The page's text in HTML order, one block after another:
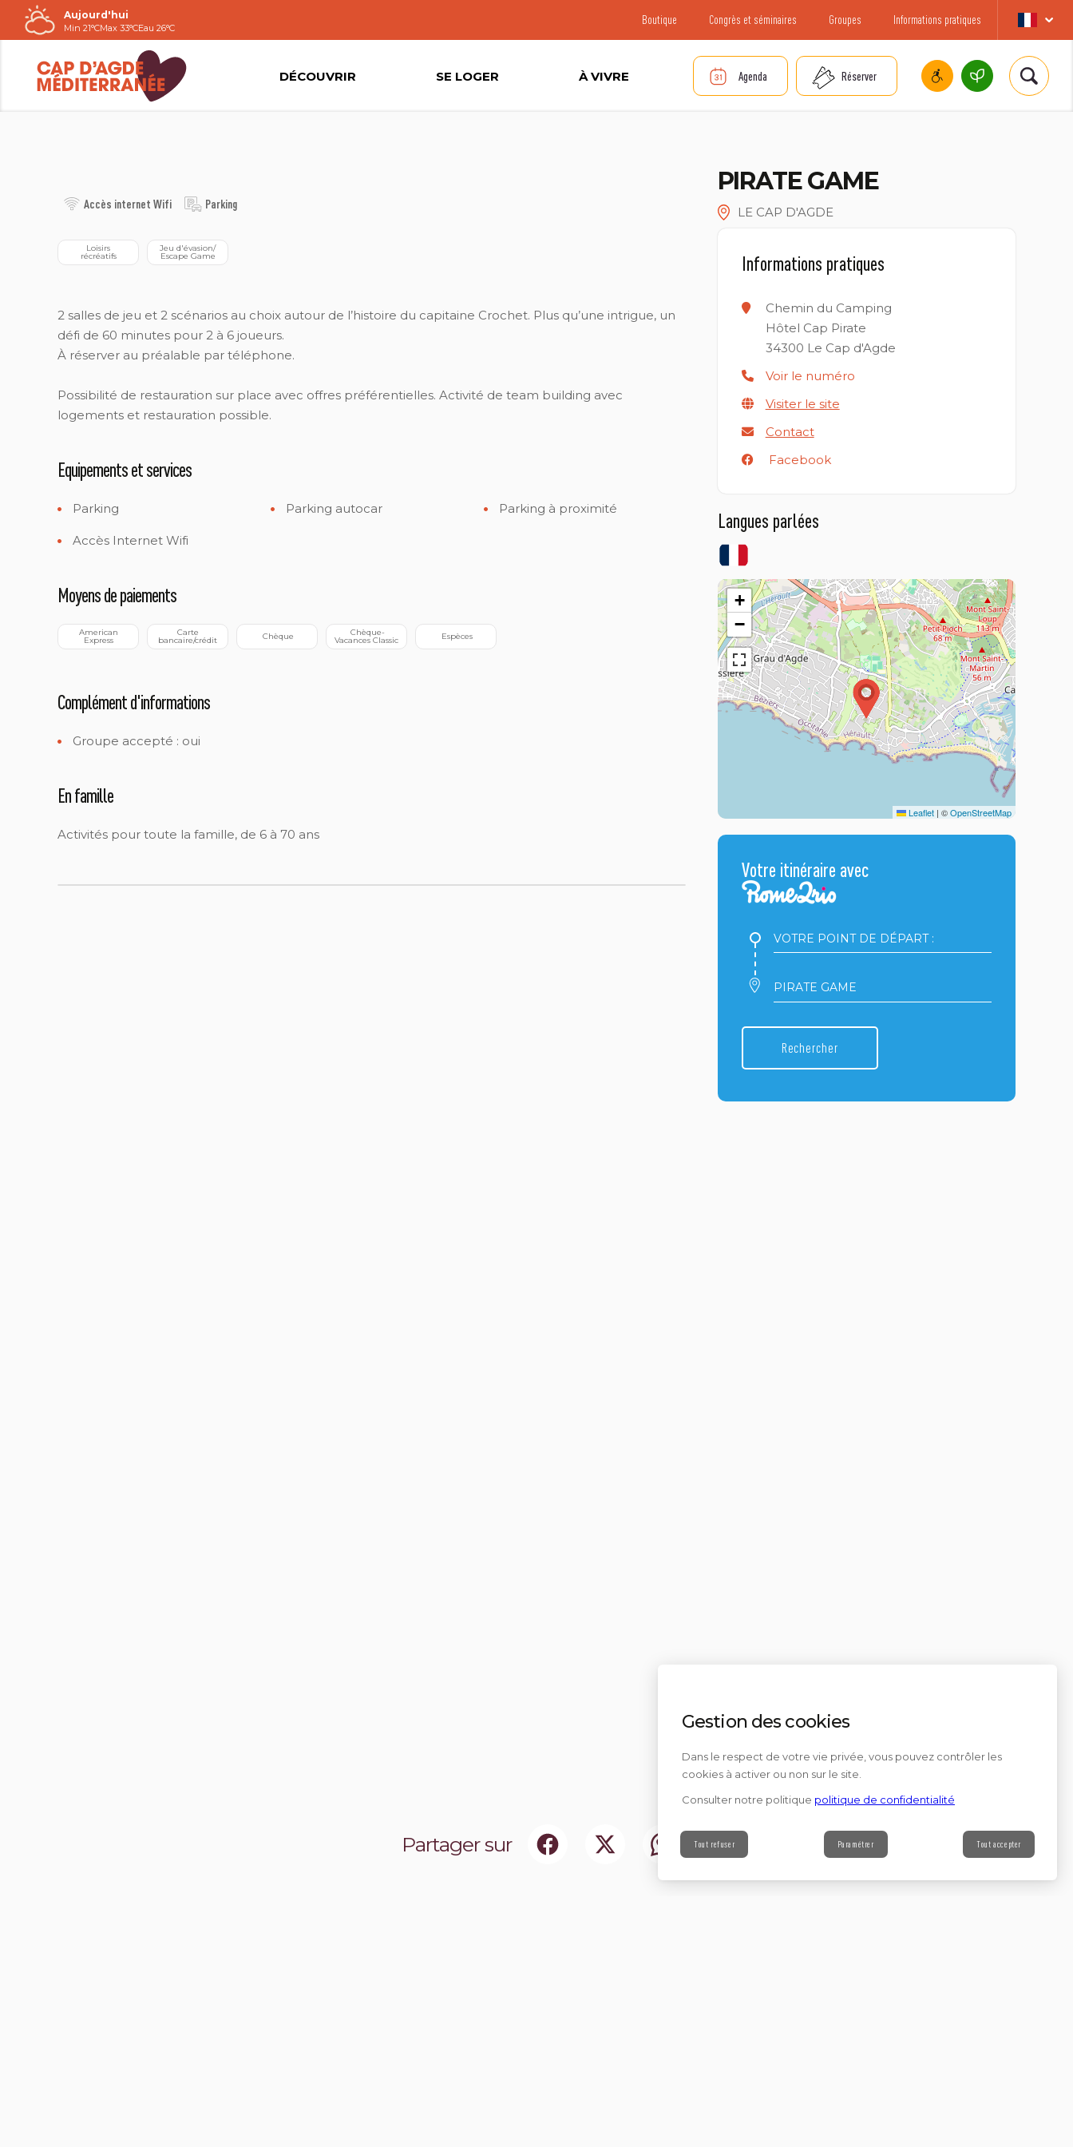
Passer
au
contenu
Aujourd'hui
Min 21°CMax 33°CEau 26°C
Boutique Congrès et séminaires Groupes Informations pratiques
DÉCOUVRIR SE LOGER À VIVRE Agenda Réserver
Accès internet Wifi Parking
récréatifs Escape Game
2 salles de jeu et 2 scénarios au choix autour de l’histoire du capitaine Crochet. Plus qu’une intrigue, un
défi de 60 minutes pour 2 à 6 joueurs.
À réserver au préalable par téléphone.
Possibilité de restauration sur place avec offres préférentielles. Activité de team building avec
logements et restauration possible.
Equipements et services
Parking Parking autocar Parking à proximité
Accès Internet Wifi
Moyens de paiements
Express bancaire/crédit Chèque Vacances Classic Espèces
Complément d'informations
Groupe accepté : oui
En famille
Activités pour toute la famille, de 6 à 70 ans
PIRATE GAME
LE CAP D'AGDE
Informations pratiques
Chemin du Camping
Hôtel Cap Pirate
34300 Le Cap d'Agde
Voir le numéro
Visiter le site
Contact
Facebook
Langues parlées
+
−
Leaflet | ©OpenStreetMap
Votre itinéraire avec
Votre
point
:Votre
point
Rechercher
Contact
Partager sur
Gestion des cookies
Dans le respect de votre vie privée, vous pouvez contrôler les
cookies à activer ou non sur le site.
Consulter notre politique politique de confidentialité
Tout refuser Paramétrer Tout accepter